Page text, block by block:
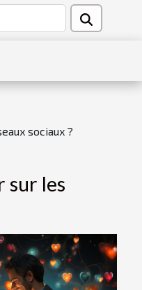
sociaux ?
sur les